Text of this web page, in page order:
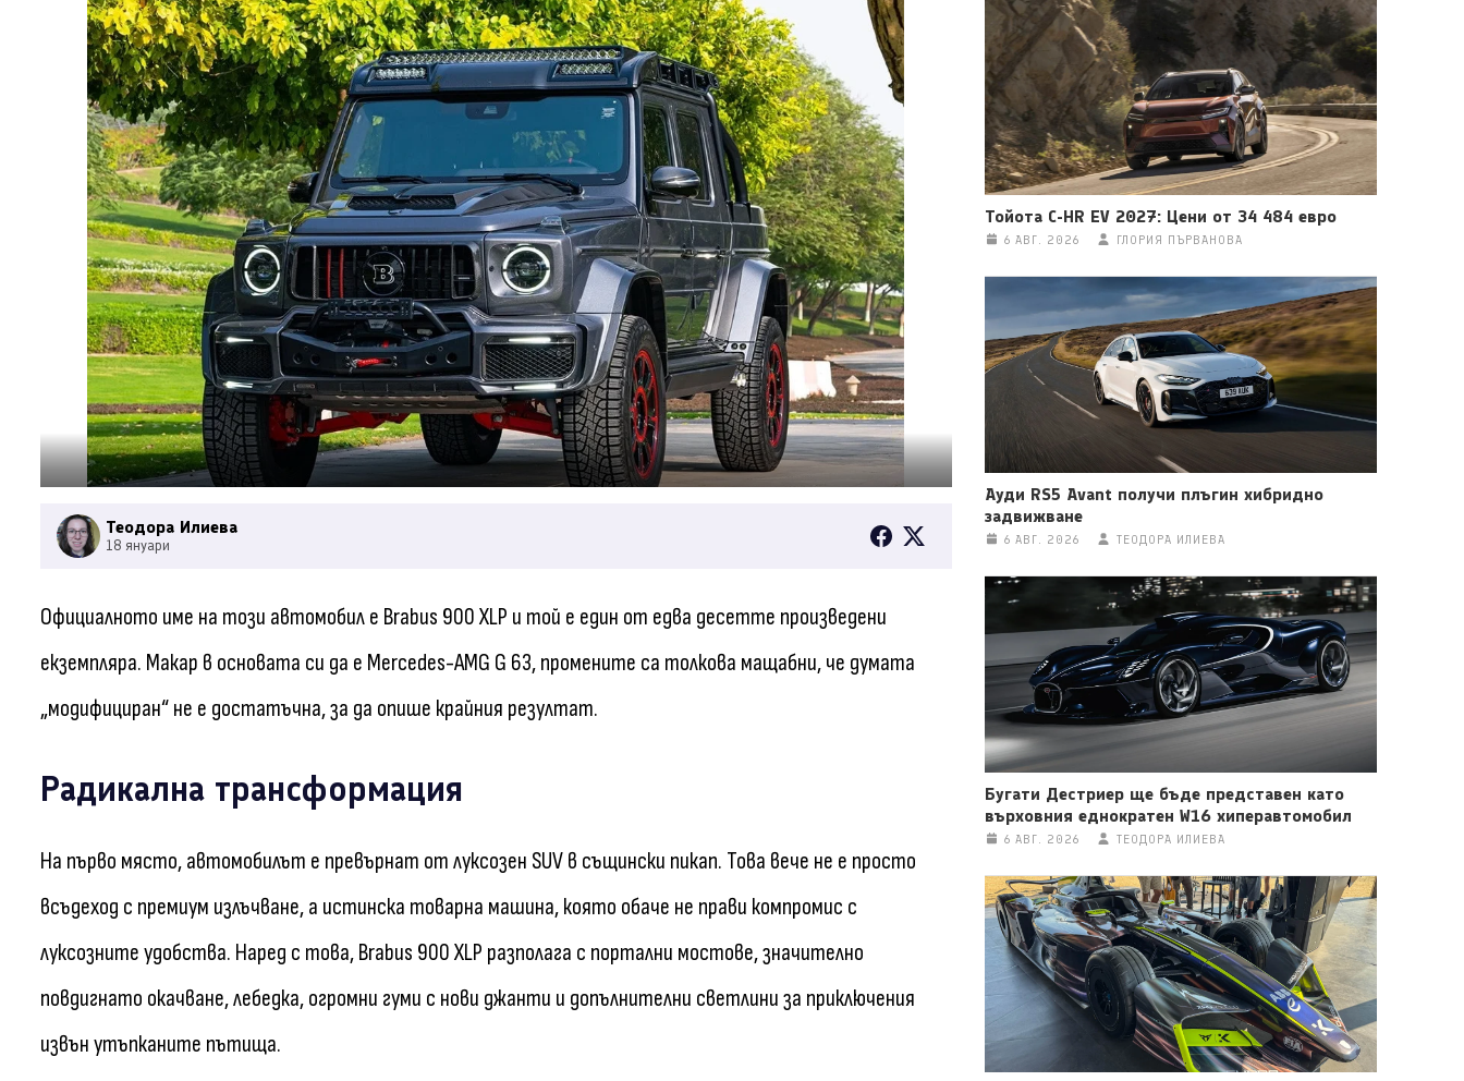
Теодора Илиева
18 януари
Официалното име на този автомобил е Brabus 900 XLP и той е един от едва десетте произведени
екземпляра. Макар в основата си да е Mercedes-AMG G 63, промените са толкова мащабни, че думата
„модифициран“ не е достатъчна, за да опише крайния резултат.
Радикална трансформация
На първо място, автомобилът е превърнат от луксозен SUV в същински пикап. Това вече не е просто
всъдеход с премиум излъчване, а истинска товарна машина, която обаче не прави компромис с
луксозните удобства. Наред с това, Brabus 900 XLP разполага с портални мостове, значително
повдигнато окачване, лебедка, огромни гуми с нови джанти и допълнителни светлини за приключения
извън утъпканите пътища.
Тойота C-HR EV 2027: Цени от 34 484 евро
6 АВГ. 2026 ГЛОРИЯ ПЪРВАНОВА
Ауди RS5 Avant получи плъгин хибридно
задвижване
6 АВГ. 2026 ТЕОДОРА ИЛИЕВА
Бугати Дестриер ще бъде представен като
върховния еднократен W16 хиперавтомобил
6 АВГ. 2026 ТЕОДОРА ИЛИЕВА